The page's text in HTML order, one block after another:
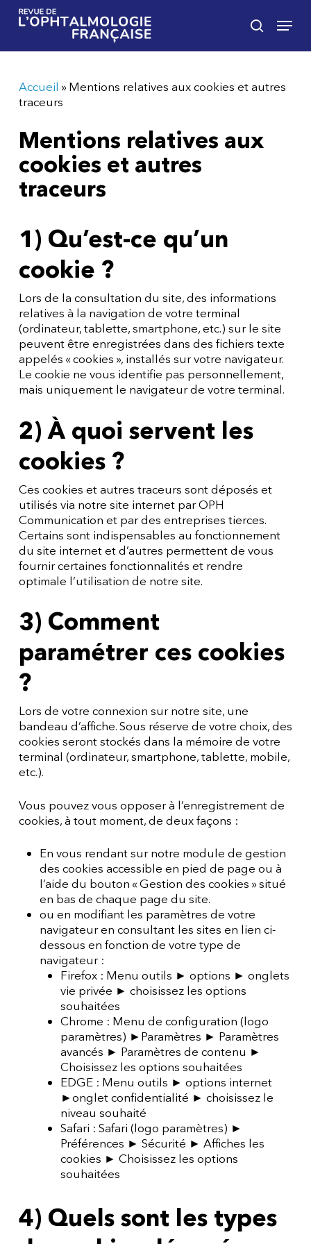
Skip
content
search
Menu
Accueil » Mentions relatives aux cookies et autres
traceurs
Mentions relatives aux
cookies et autres
traceurs
1) Qu’est-ce qu’un
cookie ?
Lors de la consultation du site, des informations
relatives à la navigation de votre terminal
(ordinateur, tablette, smartphone, etc.) sur le site
peuvent être enregistrées dans des fichiers texte
appelés « cookies », installés sur votre navigateur.
Le cookie ne vous identifie pas personnellement,
mais uniquement le navigateur de votre terminal.
2) À quoi servent les
cookies ?
Ces cookies et autres traceurs sont déposés et
utilisés via notre site internet par OPH
Communication et par des entreprises tierces.
Certains sont indispensables au fonctionnement
du site internet et d’autres permettent de vous
fournir certaines fonctionnalités et rendre
optimale l’utilisation de notre site.
3) Comment
paramétrer ces cookies
?
Lors de votre connexion sur notre site, une
bandeau d’affiche. Sous réserve de votre choix, des
cookies seront stockés dans la mémoire de votre
terminal (ordinateur, smartphone, tablette, mobile,
etc.).
Vous pouvez vous opposer à l’enregistrement de
cookies, à tout moment, de deux façons :
En vous rendant sur notre module de gestion
des cookies accessible en pied de page ou à
l’aide du bouton « Gestion des cookies » situé
en bas de chaque page du site.
ou en modifiant les paramètres de votre
navigateur en consultant les sites en lien ci-
dessous en fonction de votre type de
navigateur :
Firefox : Menu outils ► options ► onglets
vie privée ► choisissez les options
souhaitées
Chrome : Menu de configuration (logo
paramètres) ►Paramètres ► Paramètres
avancés ► Paramètres de contenu ►
Choisissez les options souhaitées
EDGE : Menu outils ► options internet
►onglet confidentialité ► choisissez le
niveau souhaité
Safari : Safari (logo paramètres) ►
Préférences ► Sécurité ► Affiches les
cookies ► Choisissez les options
souhaitées
4) Quels sont les types